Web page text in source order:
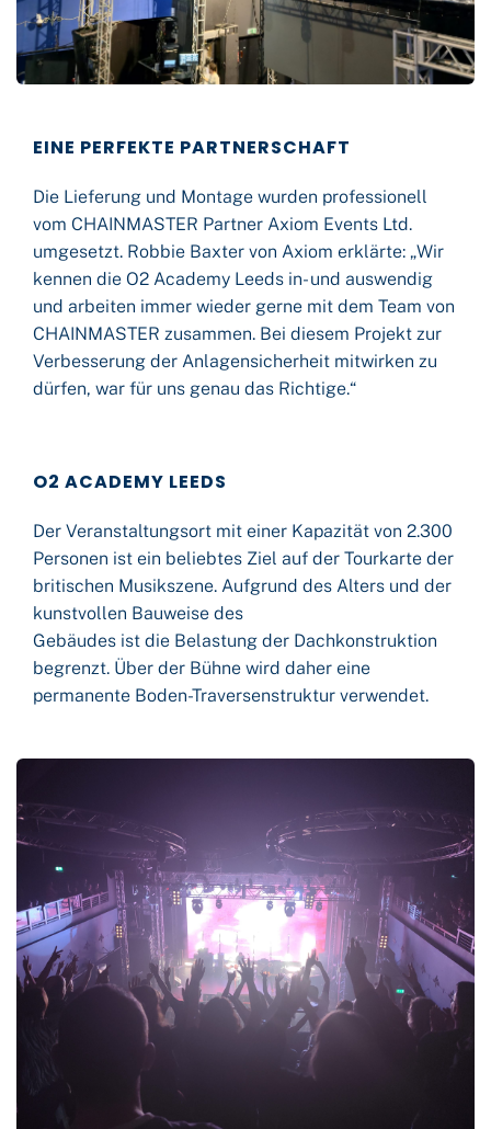
EINE PERFEKTE PARTNERSCHAFT
Die Lieferung und Montage wurden professionell
vom CHAINMASTER Partner Axiom Events Ltd.
umgesetzt. Robbie Baxter von Axiom erklärte: „Wir
kennen die O2 Academy Leeds in- und auswendig
und arbeiten immer wieder gerne mit dem Team von
CHAINMASTER zusammen. Bei diesem Projekt zur
Verbesserung der Anlagensicherheit mitwirken zu
dürfen, war für uns genau das Richtige.“
O2 ACADEMY LEEDS
Der Veranstaltungsort mit einer Kapazität von 2.300
Personen ist ein beliebtes Ziel auf der Tourkarte der
britischen Musikszene. Aufgrund des Alters und der
kunstvollen Bauweise des
Gebäudes ist die Belastung der Dachkonstruktion
begrenzt. Über der Bühne wird daher eine
permanente Boden-Traversenstruktur verwendet.